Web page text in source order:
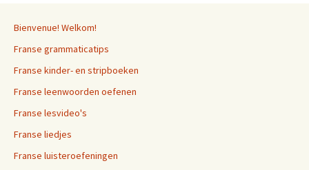
Bienvenue! Welkom!
Franse grammaticatips
Franse kinder- en stripboeken
Franse leenwoorden oefenen
Franse lesvideo's
Franse liedjes
Franse luisteroefeningen